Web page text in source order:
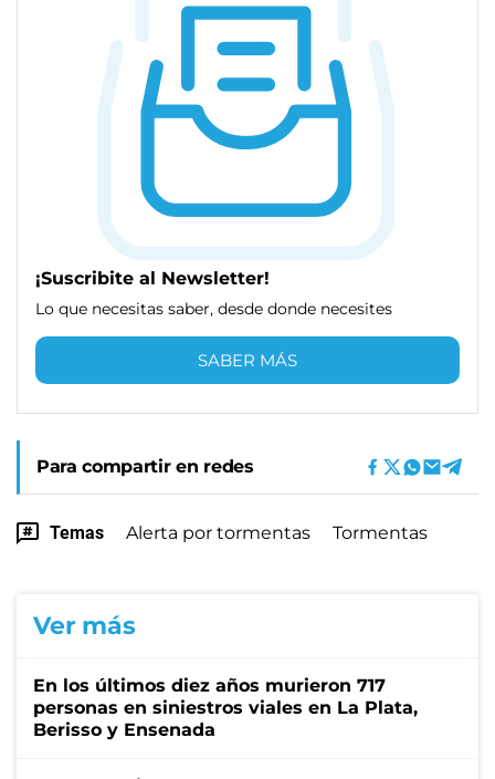
¡Suscribite al Newsletter!
Lo que necesitas saber, desde donde necesites
SABER MÁS
Para compartir en redes
Temas Alerta por tormentas Tormentas
Ver más
En los últimos diez años murieron 717
personas en siniestros viales en La Plata,
Berisso y Ensenada